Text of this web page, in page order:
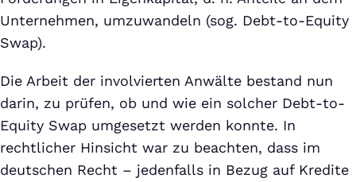
Unternehmen, umzuwandeln (sog. Debt-to-Equity
Swap).
Die Arbeit der involvierten Anwälte bestand nun
darin, zu prüfen, ob und wie ein solcher Debt-to-
Equity Swap umgesetzt werden konnte. In
rechtlicher Hinsicht war zu beachten, dass im
deutschen Recht – jedenfalls in Bezug auf Kredite